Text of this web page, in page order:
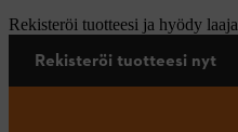
Rekisteröi tuotteesi ja hyödy
Rekisteröi tuotteesi nyt